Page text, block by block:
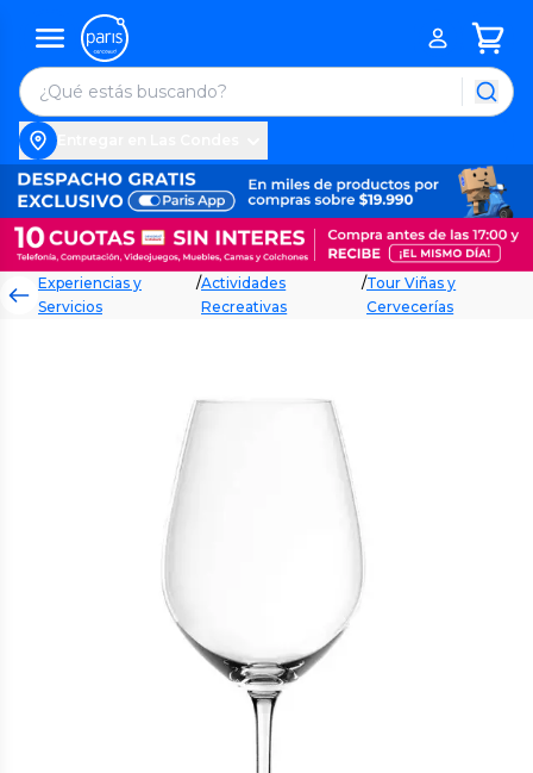
Experiencias y
Servicios
/Actividades
Recreativas
/Tour Viñas y
Cervecerías